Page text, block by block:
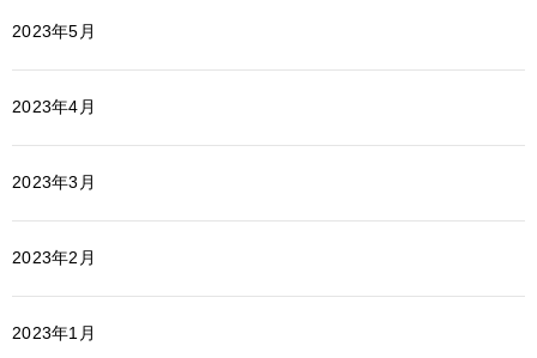
2023年5月
2023年4月
2023年3月
2023年2月
2023年1月